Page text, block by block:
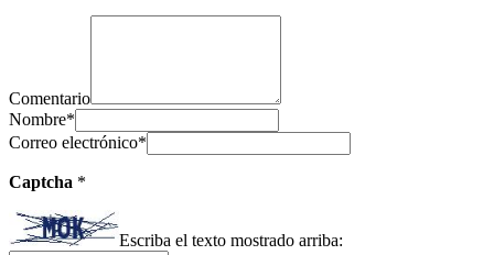
Comentario
Nombre*
Correo electrónico*
Captcha *
Escriba el texto mostrado arriba: